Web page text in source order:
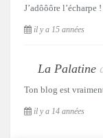
J’adôôôre l’écharpe !
il y a 15 années
La Palatine
Ton blog est
il y a 14 années